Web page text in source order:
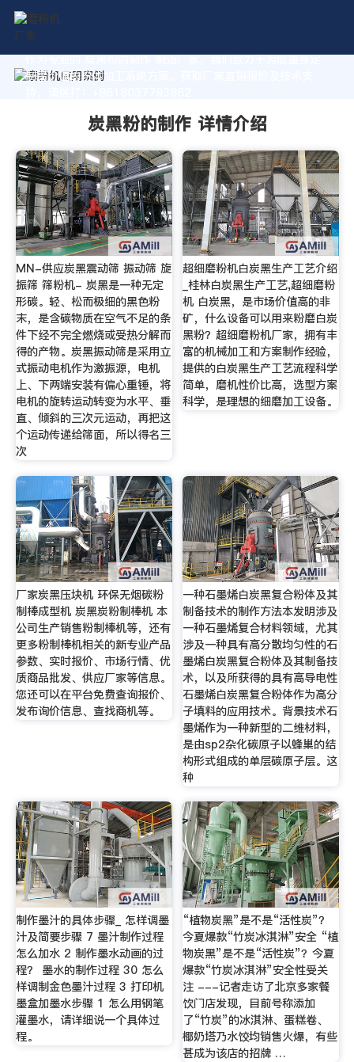
作为专业的 炭黑粉的制作 制造厂家，我们致力于为您量身定
制高价值的粉体加工系统方案。获取厂家直销报价及技术支
炭黑粉的制作 详情介绍
MN-供应炭黑震动筛 振动筛 旋
振筛 筛粉机- 炭黑是一种无定
形碳。轻、松而极细的黑色粉
末，是含碳物质在空气不足的条
件下经不完全燃烧或受热分解而
得的产物。炭黑振动筛是采用立
式振动电机作为激振源，电机
上、下两端安装有偏心重锤，将
电机的旋转运动转变为水平、垂
直、倾斜的三次元运动，再把这
个运动传递给筛面，所以得名三
次
超细磨粉机白炭黑生产工艺介绍
_桂林白炭黑生产工艺,超细磨粉
机 白炭黑，是市场价值高的非
矿，什么设备可以用来粉磨白炭
黑粉？超细磨粉机厂家，拥有丰
富的机械加工和方案制作经验，
提供的白炭黑生产工艺流程科学
简单，磨机性价比高，选型方案
科学，是理想的细磨加工设备。
厂家炭黑压块机 环保无烟碳粉
制棒成型机 炭黑炭粉制棒机 本
公司生产销售粉制棒机等，还有
更多粉制棒机相关的新专业产品
参数、实时报价、市场行情、优
质商品批发、供应厂家等信息。
您还可以在平台免费查询报价、
发布询价信息、查找商机等。
一种石墨烯白炭黑复合粉体及其
制备技术的制作方法本发明涉及
一种石墨烯复合材料领域，尤其
涉及一种具有高分散均匀性的石
墨烯白炭黑复合粉体及其制备技
术，以及所获得的具有高导电性
石墨烯白炭黑复合粉体作为高分
子填料的应用技术。背景技术石
墨烯作为一种新型的二维材料，
是由sp2杂化碳原子以蜂巢的结
构形式组成的单层碳原子层。这
种
制作墨汁的具体步骤_ 怎样调墨
汁及简要步骤 7 墨汁制作过程
怎么加水 2 制作墨水动画的过
程？ 墨水的制作过程 30 怎么
样调制金色墨汁过程 3 打印机
墨盒加墨水步骤 1 怎么用钢笔
灌墨水，请详细说一个具体过
程。
“植物炭黑”是不是“活性炭”？
今夏爆款“竹炭冰淇淋”安全 “植
物炭黑”是不是“活性炭”？今夏
爆款“竹炭冰淇淋”安全性受关
注 ---记者走访了北京多家餐
饮门店发现，目前号称添加
了“竹炭”的冰淇淋、蛋糕卷、
椰奶塔乃水饺均销售火爆，有些
甚成为该店的招牌 …